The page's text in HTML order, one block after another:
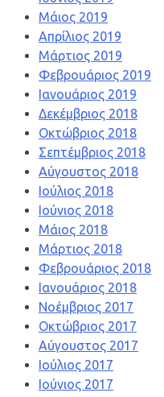
Μάιος 2019
Απρίλιος 2019
Μάρτιος 2019
Φεβρουάριος 2019
Ιανουάριος 2019
Δεκέμβριος 2018
Οκτώβριος 2018
Σεπτέμβριος 2018
Αύγουστος 2018
Ιούλιος 2018
Ιούνιος 2018
Μάιος 2018
Μάρτιος 2018
Φεβρουάριος 2018
Ιανουάριος 2018
Νοέμβριος 2017
Οκτώβριος 2017
Αύγουστος 2017
Ιούλιος 2017
Ιούνιος 2017